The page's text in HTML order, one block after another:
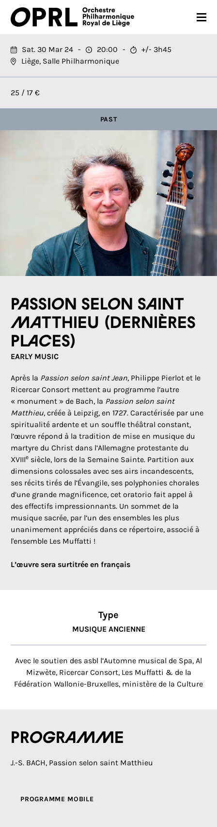
CONCERTS
26-27 SEASON
ORCHESTRA
PRACTICAL
MEDIA
FR EN
Sat. 30 Mar 24 20:00
+/- 3h45
Liège, Salle Philharmonique
25 / 17 €
PAST
Passion selon saint
Matthieu (DERNIÈRES
PLACES)
EARLY MUSIC
Après la Passion selon saint Jean, Philippe Pierlot et le
Ricercar Consort mettent au programme l’autre
« monument » de Bach, la Passion selon saint
Matthieu, créée à Leipzig, en 1727. Caractérisée par une
spiritualité ardente et un souffle théâtral constant,
l’œuvre répond à la tradition de mise en musique du
martyre du Christ dans l’Allemagne protestante du
XVIIIe siècle, lors de la Semaine Sainte. Partition aux
dimensions colossales avec ses airs incandescents,
ses récits tirés de l’Évangile, ses polyphonies chorales
d’une grande magnificence, cet oratorio fait appel à
des effectifs impressionnants. Un sommet de la
musique sacrée, par l’un des ensembles les plus
unanimement appréciés dans ce répertoire, associé à
l'ensemble Les Muffatti !
L’œuvre sera surtitrée en français
Type
MUSIQUE ANCIENNE
Avec le soutien des asbl l’Automne musical de Spa, Al
Mizwète, Ricercar Consort, Les Muffatti & de la
Fédération Wallonie-Bruxelles, ministère de la Culture
Programme
J.-S. BACH, Passion selon saint Matthieu
PROGRAMME MOBILE